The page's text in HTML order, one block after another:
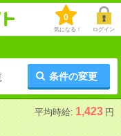
0
気になる！ ログイン
条件の変更
平均時給: 1,423 円